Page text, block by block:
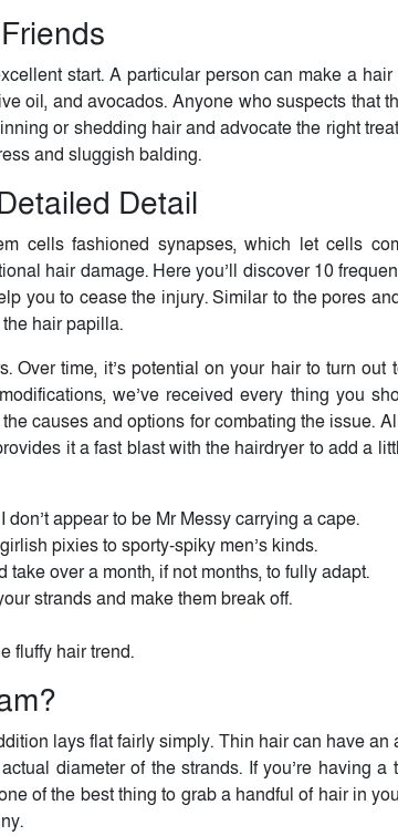
start. A particular person can make a
oil, and avocados. Anyone who suspects that
or shedding hair and advocate the right
and sluggish balding.
Detail
cells fashioned synapses, which let cells
hair damage. Here you’ll discover 10
you to cease the injury. Similar to the pores
hair papilla.
time, it’s potential on your hair to turn out
we’ve received every thing you
causes and options for combating the issue.
it a fast blast with the hairdryer to add a
appear to be Mr Messy carrying a cape.
pixies to sporty-spiky men’s kinds.
over a month, if not months, to fully adapt.
strands and make them break off.
fluffy hair trend.
lays flat fairly simply. Thin hair can have an
diameter of the strands. If you’re having a
of the best thing to grab a handful of hair in